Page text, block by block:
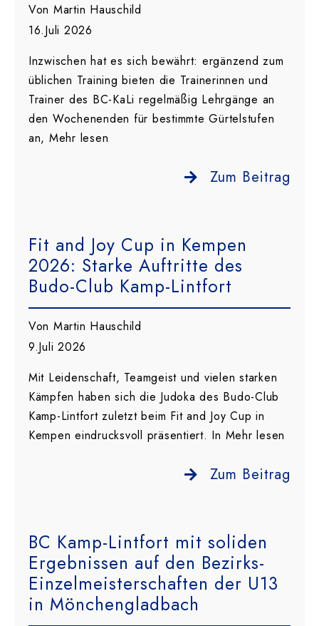
Von Martin Hauschild
16.Juli 2026
Inzwischen hat es sich bewährt: ergänzend zum
üblichen Training bieten die Trainerinnen und
Trainer des BC-KaLi regelmäßig Lehrgänge an
den Wochenenden für bestimmte Gürtelstufen
an, Mehr lesen
Zum Beitrag
Fit and Joy Cup in Kempen
2026: Starke Auftritte des
Budo-Club Kamp-Lintfort
Von Martin Hauschild
9.Juli 2026
Mit Leidenschaft, Teamgeist und vielen starken
Kämpfen haben sich die Judoka des Budo-Club
Kamp-Lintfort zuletzt beim Fit and Joy Cup in
Kempen eindrucksvoll präsentiert. In Mehr lesen
Zum Beitrag
BC Kamp-Lintfort mit soliden
Ergebnissen auf den Bezirks-
Einzelmeisterschaften der U13
in Mönchengladbach